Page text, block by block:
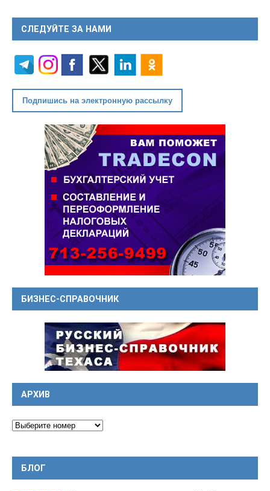
СЛЕДУЙТЕ ЗА НАМИ
Подпишись на электронную рассылку
БИЗНЕС-СПРАВОЧНИК
АРХИВ
БЛОГ